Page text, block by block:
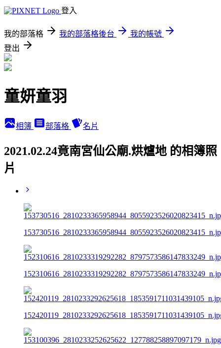
登入
我的部落格 我的部落格後台
我的帳號
登出
童妍童羽
相簿 部落格 名片
2021.02.24竟南宮仙公廟.烘爐地 的相簿照
片